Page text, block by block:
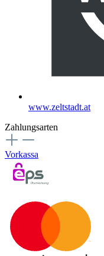
www.zeltstadt.at
Zahlungsarten
Vorkassa